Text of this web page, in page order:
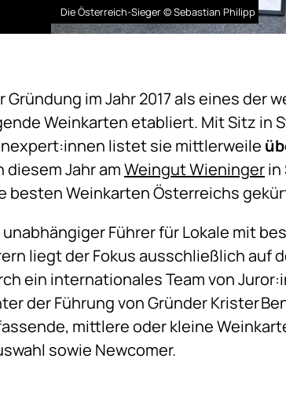
Die Österreich-Sieger © Sebastian Philipp
im Jahr 2017 als eines der
Weinkarten etabliert. Mit Sitz in
listet sie mittlerweile
diesem Jahr amWeingut Wieningerin
besten Weinkarten Österreichs
Führer für Lokale mit
liegt der Fokus ausschließlich auf
ein internationales Team von
der Führung von Gründer Krister
mittlere oder kleine
sowie Newcomer.